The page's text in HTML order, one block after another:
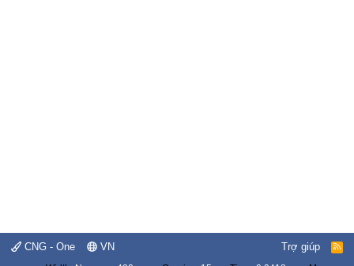
CNG - One VN Trợ giúp
R